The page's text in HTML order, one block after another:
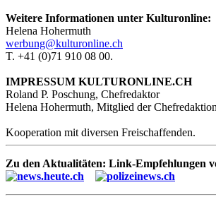
Weitere Informationen unter Kulturonline:
Helena Hohermuth
werbung@kulturonline.ch
T. +41 (0)71 910 08 00.
IMPRESSUM KULTURONLINE.CH
Roland P. Poschung, Chefredaktor
Helena Hohermuth, Mitglied der
Kooperation mit diversen Freischaffenden.
Zu den Aktualitäten: Link-Empfehlungen